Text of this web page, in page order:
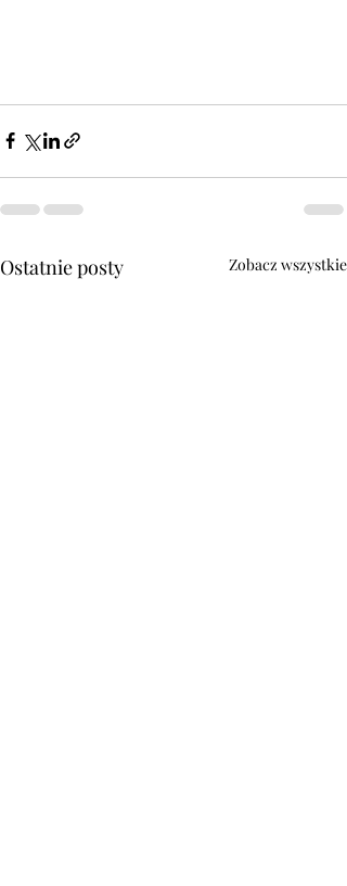
Ostatnie posty Zobacz wszystkie